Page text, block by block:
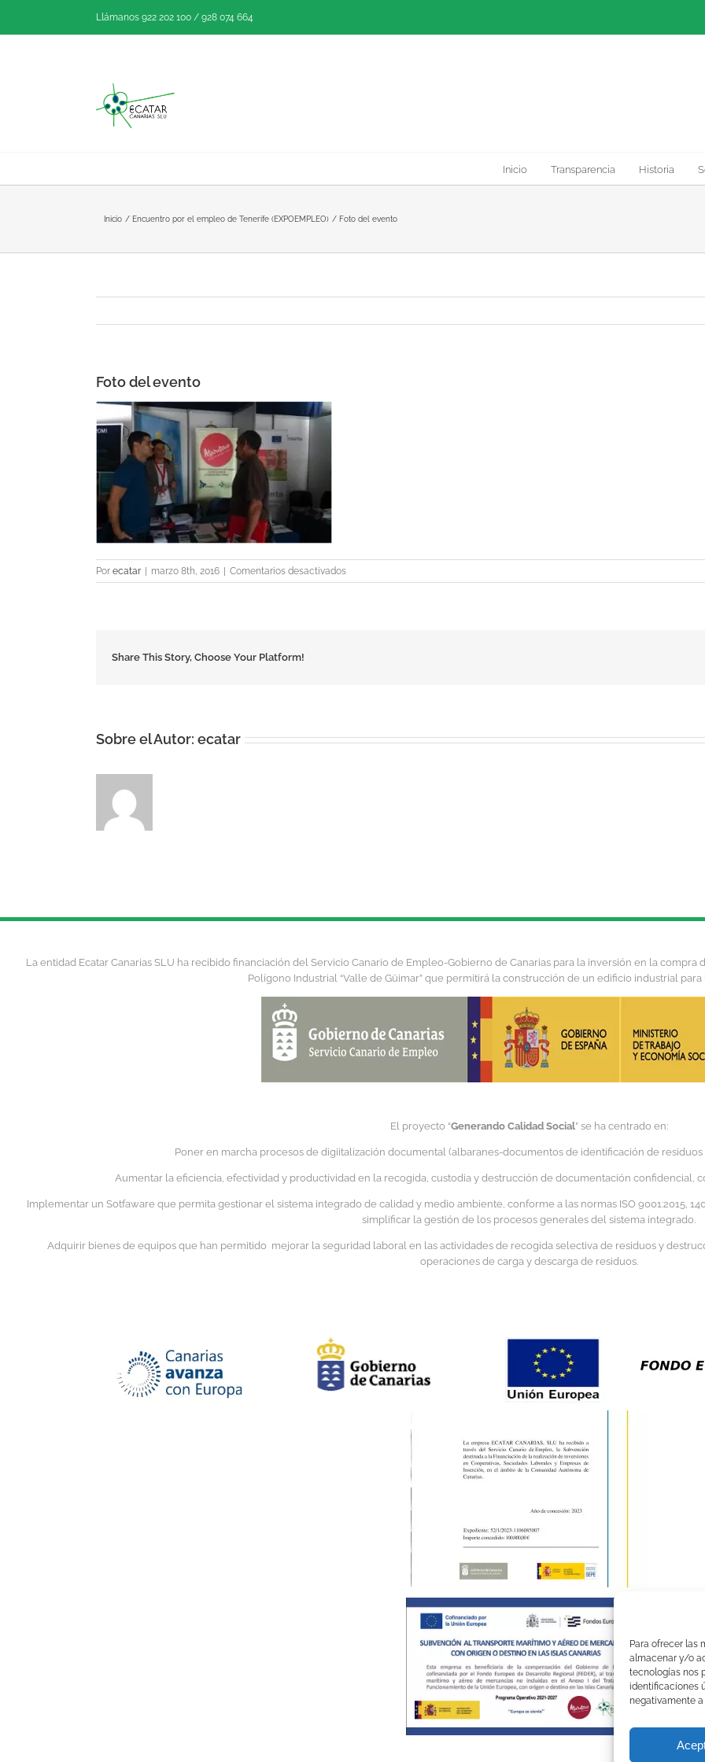
Para ofrecer las
almacenar y/o
tecnologías nos
identificaciones
negativamente
contenido
Llámanos 922 202 100 / 928 074 664
Inicio Transparencia Historia
Inicio Encuentro por el empleo de Tenerife (EXPOEMPLEO) Foto del evento
Foto del evento
Por ecatar marzo 8th, 2016 Comentarios desactivadosen
Foto
Share This Story, Choose Your Platform!
Sobre el Autor: ecatar
La entidad Ecatar Canarias SLU ha recibido financiación del Servicio Canario de Empleo-Gobierno de Canarias para la inversión en la
Polígono Industrial “Valle de Güimar” que permitirá la construcción de un edificio industrial
El proyecto “Generando Calidad Social” se ha centrado en:
Poner en marcha procesos de digiitalización documental (albaranes-documentos de identificación de residuos
Aumentar la eficiencia, efectividad y productividad en la recogida, custodia y destrucción de documentación confidencial,
Implementar un Sotfaware que permita gestionar el sistema integrado de calidad y medio ambiente, conforme a las normas ISO 9001:2015,
simplificar la gestión de los procesos generales del sistema integrado.
Adquirir bienes de equipos que han permitido mejorar la seguridad laboral en las actividades de recogida selectiva de residuos y
operaciones de carga y descarga de residuos.